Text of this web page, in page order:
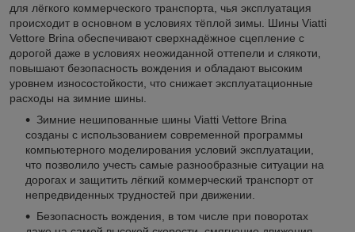
для лёгкого коммерческого транспорта, чья эксплуатация
происходит в основном в условиях тёплой зимы. Шины Viatti
Vettore Brina обеспечивают сверхнадёжное сцепление с
дорогой даже в условиях неожиданной оттепели и слякоти,
повышают безопасность вождения и обладают высоким
уровнем износостойкости, что снижает эксплуатационные
расходы на зимние шины.
Зимние нешипованные шины Viatti Vettore Brina
созданы с использованием современной программы
компьютерного моделирования условий эксплуатации,
что позволило учесть самые разнообразные ситуации на
дорогах и защитить лёгкий коммерческий транспорт от
непредвиденных трудностей при движении.
Безопасность вождения, в том числе при поворотах